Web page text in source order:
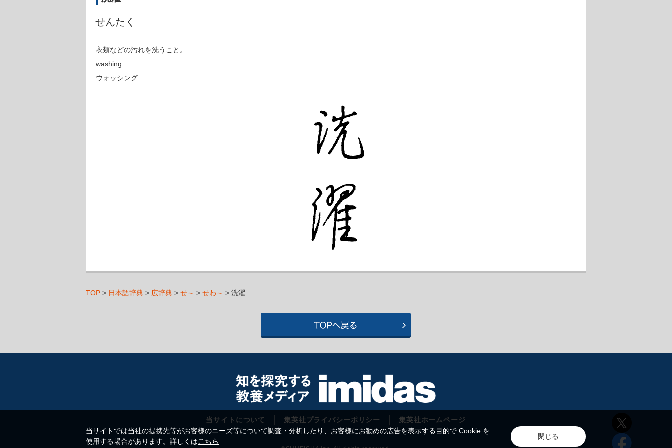
せんたく
衣類などの汚れを洗うこと。
washing
ウォッシング
TOP > 日本語辞典 > 広辞典 > せ～ > せわ～ > 洗濯
当サイトについて 集英社プライバシーポリシー 集英社ホームページ
当サイトでは当社の提携先等がお客様のニーズ等について調査・分析したり、お客様にお勧めの広告を表示する目的で Cookie を
使用する場合があります。詳しくはこちら
閉じる